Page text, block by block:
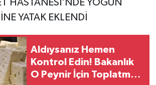
HASTANESİ'NDE YOĞUN
YATAK EKLENDİ
Aldıysanız Hemen
Kontrol Edin! Bakanlık
O Peynir İçin Toplatma